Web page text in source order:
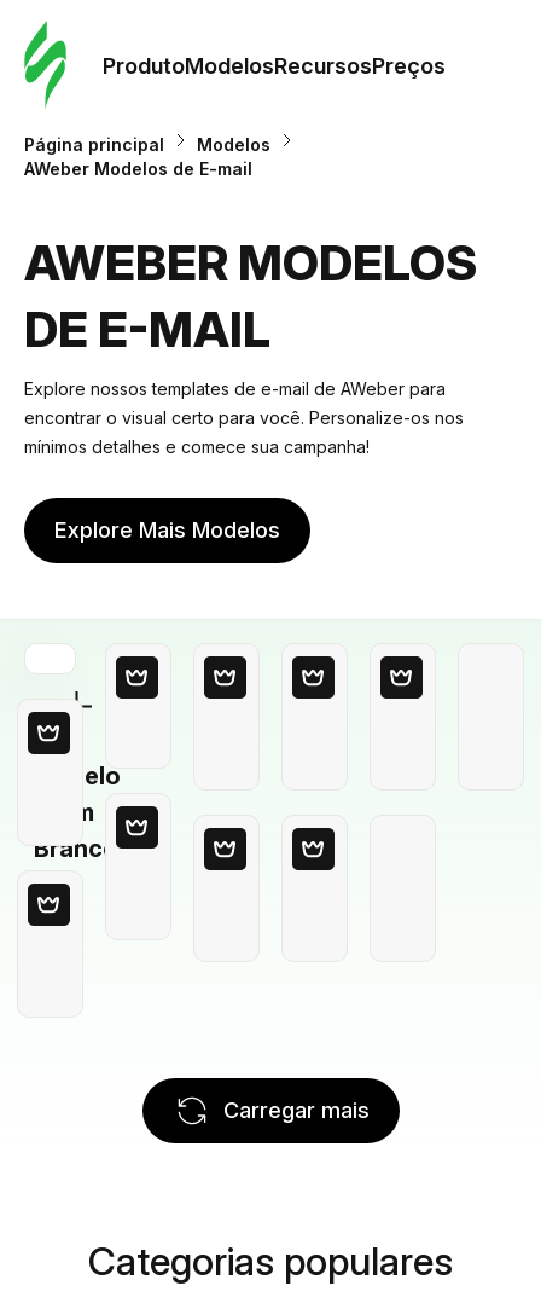
ProdutoModelosRecursosPreços
Página principal
Modelos
AWeber Modelos de E-mail
AWEBER MODELOS
DE E-MAIL
Explore nossos templates de e-mail de AWeber para
encontrar o visual certo para você. Personalize-os nos
mínimos detalhes e comece sua campanha!
Explore Mais Modelos
Modelo
em
Branco
Carregar mais
Categorias populares